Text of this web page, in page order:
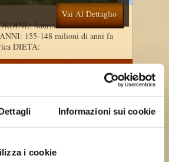
Informazioni sui cookie
i cookie
Vai Al Dettaglio
Saurischia PERIODO:
155-148 milioni di anni fa
DIETA: